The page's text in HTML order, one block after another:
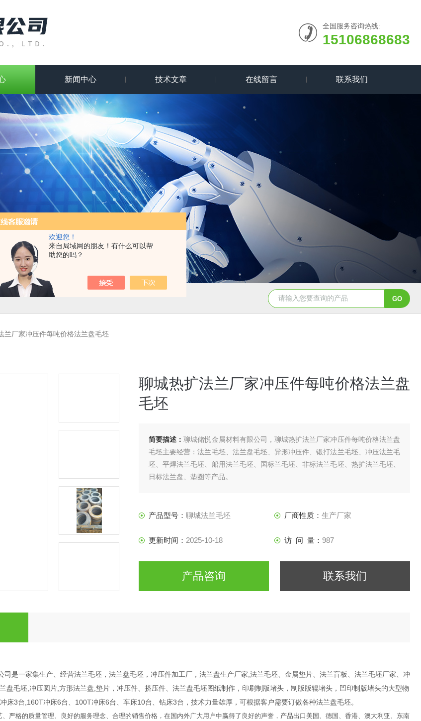
欢迎您！
来自局域网的朋友！有什么可以帮
助您的吗？
全国服务咨询热线:
15106868683
新闻中心 技术文章 在线留言 联系我们
兰厂家冲压件每吨价格法兰盘毛坯
聊城热扩法兰厂家冲压件每吨价格法兰盘
毛坯
简要描述：聊城储悦金属材料有限公司，聊城热扩法兰厂家冲压件每吨价格法兰盘
毛坯主要经营：法兰毛坯、法兰盘毛坯、异形冲压件、锻打法兰毛坯、冲压法兰毛
坯、平焊法兰毛坯、船用法兰毛坯、国标兰毛坯、非标法兰毛坯、热扩法兰毛坯、
日标法兰盘、垫圈等产品。
产品型号： 聊城法兰毛坯 厂商性质： 生产厂家
更新时间： 2025-10-18 访 问 量： 987
产品咨询 联系我们
司是一家集生产、经营法兰毛坯，法兰盘毛坯，冲压件加工厂，法兰盘生产厂家,法兰毛坯、金属垫片、法兰盲板、法兰毛坯厂家、冲
盘毛坯,冲压圆片,方形法兰盘,垫片，冲压件、挤压件、法兰盘毛坯图纸制作，印刷制版堵头，制版版辊堵头，凹印制版堵头的大型物
床3台,160T冲床6台、100T冲床6台、车床10台、钻床3台，技术力量雄厚，可根据客户需要订做各种法兰盘毛坯。
严格的质量管理、良好的服务理念、合理的销售价格，在国内外广大用户中赢得了良好的声誉，产品出口美国、德国、香港、澳大利亚、东南